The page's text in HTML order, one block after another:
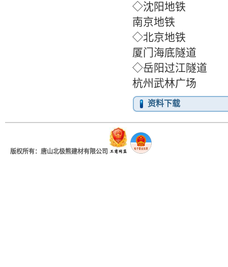
◇
南京地铁
◇
厦门海底隧道
◇岳
杭州武林广场
资料下载
版权所有：唐山北极熊建材有限公司